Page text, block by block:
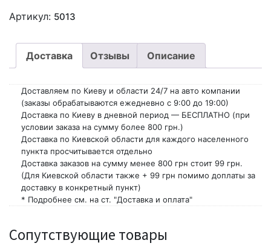
Артикул: 5013
Доставка Отзывы Описание
Доставляем по Киеву и области 24/7 на авто компании
(заказы обрабатываются ежедневно с 9:00 до 19:00)
Доставка по Киеву в дневной период — БЕСПЛАТНО (при
условии заказа на сумму более 800 грн.)
Доставка по Киевской области для каждого населенного
пункта просчитывается отдельно
Доставка заказов на сумму менее 800 грн стоит 99 грн.
(Для Киевской области также + 99 грн помимо доплаты за
доставку в конкретный пункт)
* Подробнее см. на ст. "Доставка и оплата"
Сопутствующие товары